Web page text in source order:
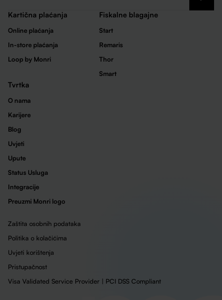
Kartična plaćanja
Online plaćanja
In-store plaćanja
Loop by Monri
Fiskalne blagajne
Start
Remaris
Thor
Smart
Tvrtka
O nama
Karijere
Blog
Uvjeti
Upute
Status Usluga
Integracije
Preuzmi Monri logo
Zaštita osobnih podataka
Politika o kolačićima
Uvjeti korištenja
Pristupačnost
Visa Validated Service Provider | PCI DSS Compliant